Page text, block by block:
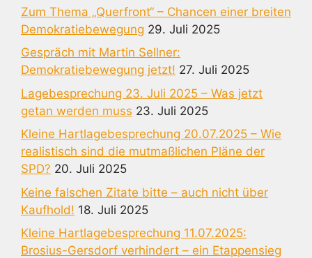
Zum Thema „Querfront“ – Chancen einer breiten
Demokratiebewegung 29. Juli 2025
Gespräch mit Martin Sellner:
Demokratiebewegung jetzt! 27. Juli 2025
Lagebesprechung 23. Juli 2025 – Was jetzt
getan werden muss 23. Juli 2025
Kleine Hartlagebesprechung 20.07.2025 – Wie
realistisch sind die mutmaßlichen Pläne der
SPD? 20. Juli 2025
Keine falschen Zitate bitte – auch nicht über
Kaufhold! 18. Juli 2025
Kleine Hartlagebesprechung 11.07.2025:
Brosius-Gersdorf verhindert – ein Etappensieg